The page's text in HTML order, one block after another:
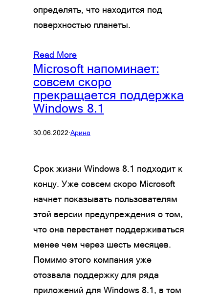
определять, что находится под
поверхностью планеты.
Read More
Microsoft напоминает:
совсем скоро
прекращается поддержка
Windows 8.1
30.06.2022·Арина
Срок жизни Windows 8.1 подходит к
концу. Уже совсем скоро Microsoft
начнет показывать пользователям
этой версии предупреждения о том,
что она перестанет поддерживаться
менее чем через шесть месяцев.
Помимо этого компания уже
отозвала поддержку для ряда
приложений для Windows 8.1, в том